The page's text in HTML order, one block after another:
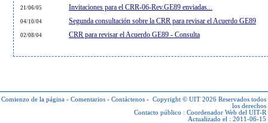
21/06/05 Invitaciones para el CRR-06-Rev.GE89 enviadas...
04/10/04 Segunda consultación sobre la CRR para revisar el Acuerdo GE89
02/08/04 CRR para revisar el Acuerdo GE89 - Consulta
Comienzo de la página - Comentarios - Contáctenos - Copyright © UIT 2026 Reservados todos
los derechos
Contacto público : Coordenador Web del UIT-R
Actualizado el : 2011-06-15